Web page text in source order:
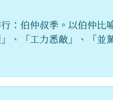
：伯仲叔季。以伯仲比
、「工力悉敵」、「並